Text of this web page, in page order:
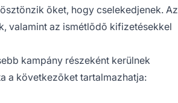
õket, hogy cselekedjenek. Az
valamint az ismétlõdõ kifizetésekkel
kampány részeként kerülnek
a következõket tartalmazhatja: